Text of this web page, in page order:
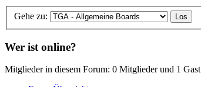
Gehe zu:
Wer ist online?
Mitglieder in diesem Forum: 0 Mitglieder und 1 Gast